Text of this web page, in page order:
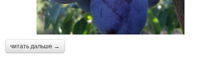
читать дальше →